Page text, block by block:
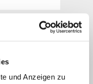
und Anzeigen zu